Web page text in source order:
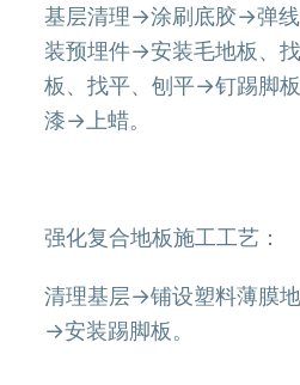
基层清理→涂刷底胶→弹
装预埋件→安装毛地板、
板、找平、刨平→钉踢脚
漆→上蜡。
强化复合地板施工工艺：
清理基层→铺设塑料薄膜
→安装踢脚板。